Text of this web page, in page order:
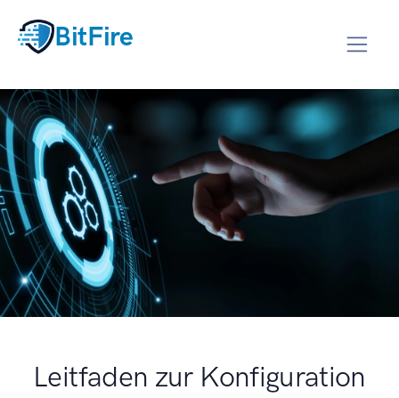
BitFire
Leitfaden zur Konfiguration